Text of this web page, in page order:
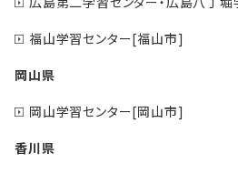
福山学習センター[福山市]
岡山県
岡山学習センター[岡山市]
香川県